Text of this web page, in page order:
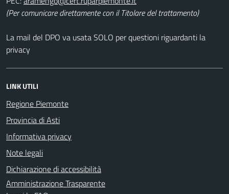
(Per comunicare direttamente con il Titolare del trattamento)
La mail del DPO va usata SOLO per questioni riguardanti la
privacy
LINK UTILI
Regione Piemonte
Provincia di Asti
Informativa privacy
Note legali
Dichiarazione di accessibilità
Amministrazione Trasparente